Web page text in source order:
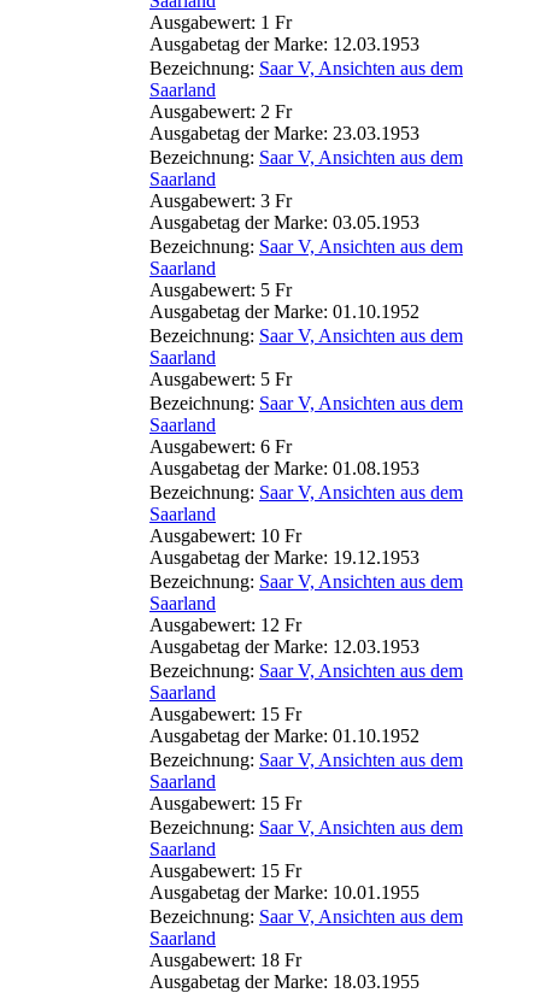
Ausgabewert: 1 Fr
Ausgabetag der Marke: 12.03.1953
Bezeichnung: Saar V, Ansichten aus dem
Saarland
Ausgabewert: 2 Fr
Ausgabetag der Marke: 23.03.1953
Bezeichnung: Saar V, Ansichten aus dem
Saarland
Ausgabewert: 3 Fr
Ausgabetag der Marke: 03.05.1953
Bezeichnung: Saar V, Ansichten aus dem
Saarland
Ausgabewert: 5 Fr
Ausgabetag der Marke: 01.10.1952
Bezeichnung: Saar V, Ansichten aus dem
Saarland
Ausgabewert: 5 Fr
Bezeichnung: Saar V, Ansichten aus dem
Saarland
Ausgabewert: 6 Fr
Ausgabetag der Marke: 01.08.1953
Bezeichnung: Saar V, Ansichten aus dem
Saarland
Ausgabewert: 10 Fr
Ausgabetag der Marke: 19.12.1953
Bezeichnung: Saar V, Ansichten aus dem
Saarland
Ausgabewert: 12 Fr
Ausgabetag der Marke: 12.03.1953
Bezeichnung: Saar V, Ansichten aus dem
Saarland
Ausgabewert: 15 Fr
Ausgabetag der Marke: 01.10.1952
Bezeichnung: Saar V, Ansichten aus dem
Saarland
Ausgabewert: 15 Fr
Bezeichnung: Saar V, Ansichten aus dem
Saarland
Ausgabewert: 15 Fr
Ausgabetag der Marke: 10.01.1955
Bezeichnung: Saar V, Ansichten aus dem
Saarland
Ausgabewert: 18 Fr
Ausgabetag der Marke: 18.03.1955